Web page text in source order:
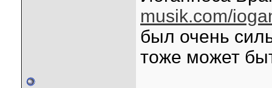
musik.com/
был очень
тоже может